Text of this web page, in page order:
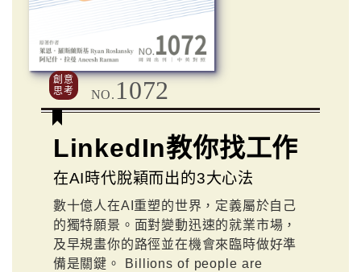
創意
思考
NO. 1072
LinkedIn教你找工作
在AI時代脫穎而出的3大心法
數十億人在AI重塑的世界，定義屬於自己
的獨特願景。面對變動迅速的就業市場，
及早規畫你的路徑並在機會來臨時做好準
備是關鍵。 Billions of people are